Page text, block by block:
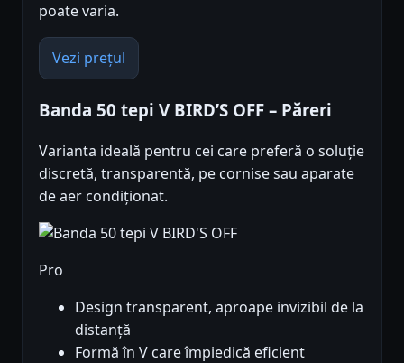
poate varia.
Vezi prețul
Banda 50 tepi V BIRD’S OFF – Păreri
Varianta ideală pentru cei care preferă o soluție
discretă, transparentă, pe cornise sau aparate
de aer condiționat.
Pro
Design transparent, aproape invizibil de la
distanță
Formă în V care împiedică eficient